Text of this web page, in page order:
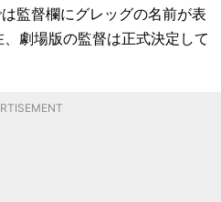
監督欄にグレッグの名前が表
劇場版の監督は正式決定して